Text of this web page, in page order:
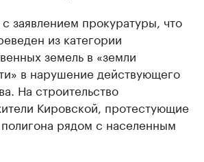
заявлением прокуратуры, что
из категории
земель в «земли
в нарушение действующего
На строительство
Кировской, протестующие
рядом с населенным